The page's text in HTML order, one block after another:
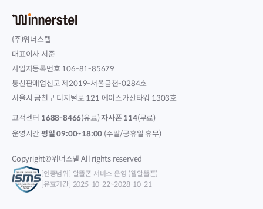
(주)위너스텔
대표이사 서준
사업자등록번호 106-81-85679
통신판매업신고 제2019-서울금천-0284호
서울시 금천구 디지털로 121 에이스가산타워 1303호
고객센터 1688-8466(유료)자사폰 114(무료)
운영시간평일 09:00~18:00 (주말/공휴일 휴무)
Copyright©위너스텔 All rights reserved
[인증범위] 알뜰폰 서비스 운영 (웰알뜰폰)
[유효기간] 2025-10-22~2028-10-21